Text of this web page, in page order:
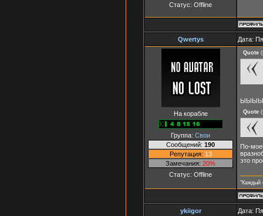
Статус: Offline
Qwertys Дата:
На корабле
Группа: Свои
Сообщений: 190
Репутация: 13
Замечания: 20%
Статус: Offline
Quote (
Quote (
По-
это
"Каждый
ykiigor Дата: